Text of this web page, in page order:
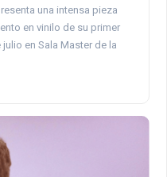
una intensa pieza
en vinilo de su primer
en Sala Master de la